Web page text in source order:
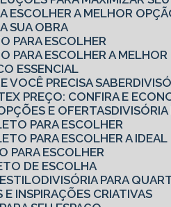
ESCOLHER A MELHOR
SUA OBRA
PARA ESCOLHER
PARA ESCOLHER A MELHOR
ESSENCIAL
VOCÊ PRECISA SABER
PREÇO: CONFIRA E
E OFERTAS
PARA ESCOLHER
PARA ESCOLHER A IDEAL
PARA ESCOLHER
DE ESCOLHA
DIVISÓRIA PARA
E INSPIRAÇÕES CRIATIVAS